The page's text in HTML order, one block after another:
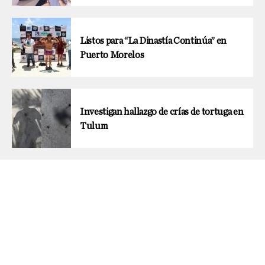
Listos para “La Dinastía Continúa” en
Puerto Morelos
Investigan hallazgo de crías de tortuga en
Tulum